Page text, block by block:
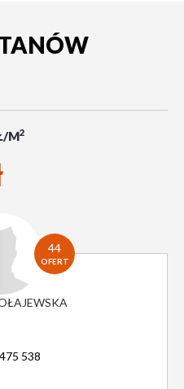
M2
44
OFERT
538